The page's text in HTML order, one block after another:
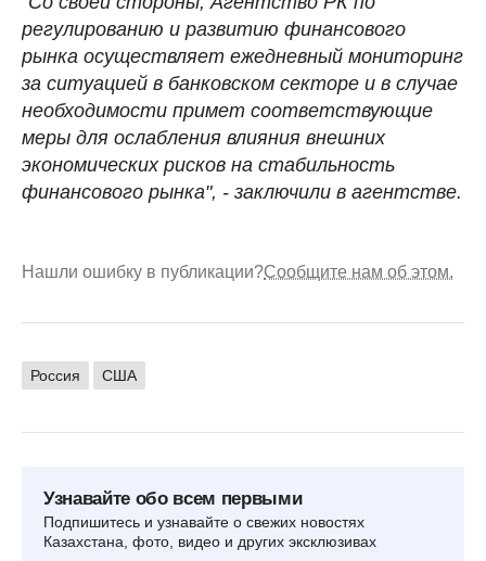
регулированию и развитию финансового
рынка осуществляет ежедневный мониторинг
за ситуацией в банковском секторе и в случае
необходимости примет соответствующие
меры для ослабления влияния внешних
экономических рисков на стабильность
финансового рынка", - заключили в агентстве.
Нашли ошибку в публикации?Сообщите нам об этом.
Россия США
Узнавайте обо всем первыми
Подпишитесь и узнавайте о свежих новостях
Казахстана, фото, видео и других эксклюзивах